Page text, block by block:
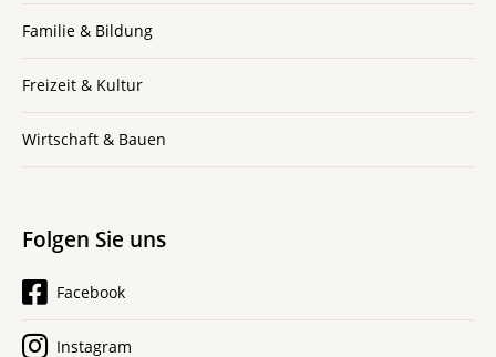
Familie & Bildung
Freizeit & Kultur
Wirtschaft & Bauen
Folgen Sie uns
Facebook
Instagram